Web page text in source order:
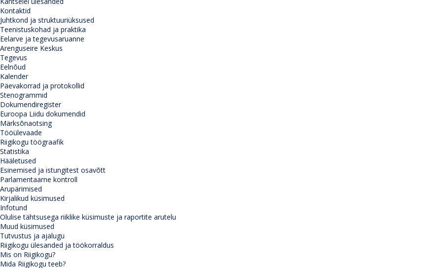
Kontaktid
Juhtkond ja struktuuriüksused
Teenistuskohad ja praktika
Eelarve ja tegevusaruanne
Arenguseire Keskus
Tegevus
Eelnõud
Kalender
Päevakorrad ja protokollid
Stenogrammid
Dokumendiregister
Euroopa Liidu dokumendid
Märksõnaotsing
Tööülevaade
Riigikogu töögraafik
Statistika
Hääletused
Esinemised ja istungitest osavõtt
Parlamentaarne kontroll
Arupärimised
Kirjalikud küsimused
Infotund
Olulise tähtsusega riiklike küsimuste ja raportite arutelu
Muud küsimused
Tutvustus ja ajalugu
Riigikogu ülesanded ja töökorraldus
Mis on Riigikogu?
Mida Riigikogu teeb?